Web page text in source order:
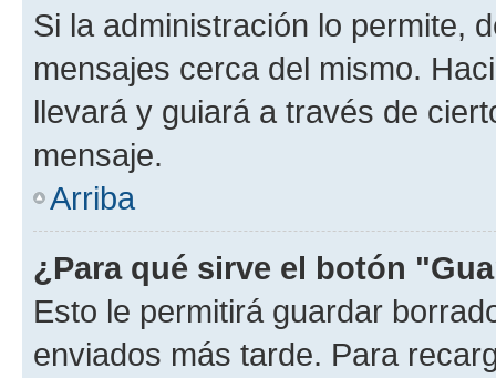
Si la administración lo permite,
mensajes cerca del mismo.
llevará y guiará a través de
mensaje.
Arriba
¿Para qué sirve el botón
Esto le permitirá guardar
enviados más tarde. Para